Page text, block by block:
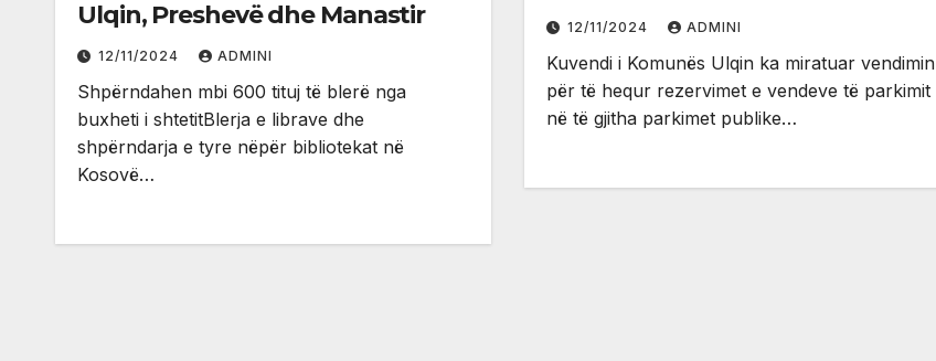
Ulqin, Preshevë dhe Manastir
12/11/2024 ADMINI
Shpërndahen mbi 600 tituj të blerë nga
buxheti i shtetitBlerja e librave dhe
shpërndarja e tyre nëpër bibliotekat në
Kosovë…
12/11/2024 ADMINI
Kuvendi i Komunës Ulqin ka miratuar vendimin
për të hequr rezervimet e vendeve të parkimit
në të gjitha parkimet publike…